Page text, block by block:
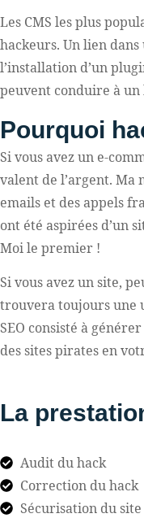
Les CMS les plus
hackeurs. Un lien
l’installation d’un
peuvent conduire à
Pourquoi
Si vous avez un e-
valent de l’argent. Ma
emails et des appels
ont été aspirées d’un
Moi le premier !
Si vous avez un site,
trouvera toujours une
SEO consisté à
des sites pirates en
La
Audit du hack
Correction du hack
Sécurisation du site